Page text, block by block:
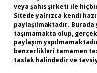
veya şahıs şirketi ile
Sitede yalnızca kendi
paylaşılmaktadır.
taşımamakta olup,
paylaşım
benzerlikleri tamamen
taslak halindedir ve